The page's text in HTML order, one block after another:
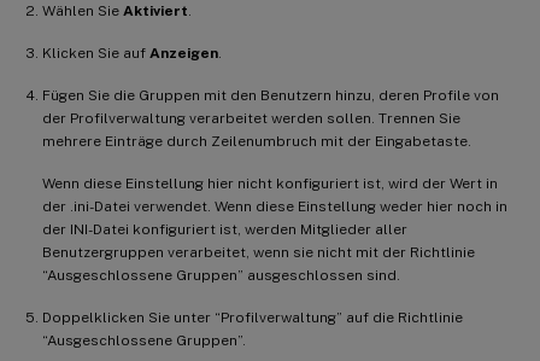
Wählen Sie Aktiviert
Klicken Sie auf Anzeigen
Fügen Sie die Gruppen mit den Benutzern hinzu, deren Profile von
der Profilverwaltung verarbeitet werden sollen. Trennen Sie
mehrere Einträge durch Zeilenumbruch mit der Eingabetaste.
Wenn diese Einstellung hier nicht konfiguriert ist, wird der Wert in
der .ini-Datei verwendet. Wenn diese Einstellung weder hier noch in
der INI-Datei konfiguriert ist, werden Mitglieder aller
Benutzergruppen verarbeitet, wenn sie nicht mit der Richtlinie
“Ausgeschlossene Gruppen” ausgeschlossen sind.
Doppelklicken Sie unter “Profilverwaltung” auf die Richtlinie
“Ausgeschlossene Gruppen”.